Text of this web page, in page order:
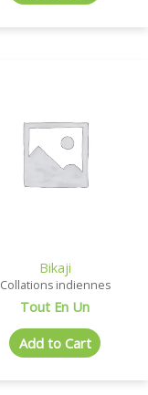
Bikaji
Collations indiennes
Tout En Un
Add to Cart